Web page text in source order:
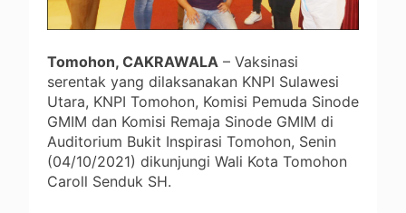
Tomohon, CAKRAWALA – Vaksinasi
serentak yang dilaksanakan KNPI Sulawesi
Utara, KNPI Tomohon, Komisi Pemuda Sinode
GMIM dan Komisi Remaja Sinode GMIM di
Auditorium Bukit Inspirasi Tomohon, Senin
(04/10/2021) dikunjungi Wali Kota Tomohon
Caroll Senduk SH.